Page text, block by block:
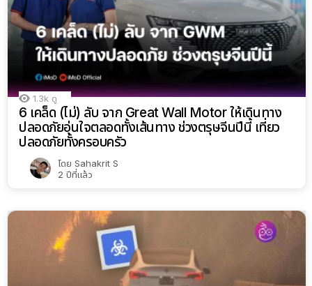
1.3k ดู
6 เคล็ด (ไม่) ลับ จาก Great Wall Motor ให้เดินทาง
ปลอดภัยอุ่นใจตลอดทั้งเส้นทาง ช่วงตรุษจีนปีนี้ เที่ยว
ปลอดภัยทั้งครอบครัว
โดย Sahakrit S
2 ปีที่แล้ว